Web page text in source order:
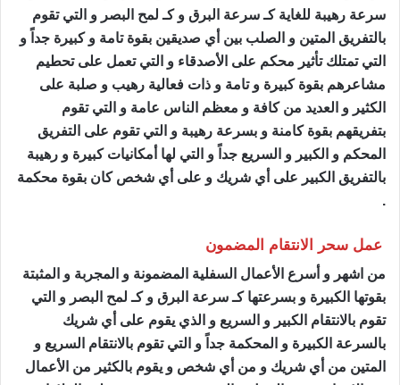
سرعة رهيبة للغاية كـ سرعة البرق و كـ لمح البصر و التي تقوم
بالتفريق المتين و الصلب بين أي صديقين بقوة تامة و كبيرة جداً و
التي تمتلك تأثير محكم على الأصدقاء و التي تعمل على تحطيم
مشاعرهم بقوة كبيرة و تامة و ذات فعالية رهيب و صلبة على
الكثير و العديد من كافة و معظم الناس عامة و التي تقوم
بتفريقهم بقوة كامنة و بسرعة رهيبة و التي تقوم على التفريق
المحكم و الكبير و السريع جداً و التي لها أمكانيات كبيرة و رهيبة
بالتفريق الكبير على أي شريك و على أي شخص كان بقوة محكمة
.
عمل سحر الانتقام المضمون
من اشهر و أسرع الأعمال السفلية المضمونة و المجربة و المثبتة
بقوتها الكبيرة و بسرعتها كـ سرعة البرق و كـ لمح البصر و التي
تقوم بالانتقام الكبير و السريع و الذي يقوم على أي شريك
بالسرعة الكبيرة و المحكمة جداً و التي تقوم بالانتقام السريع و
المتين من أي شريك و من أي شخص و يقوم بالكثير من الأعمال